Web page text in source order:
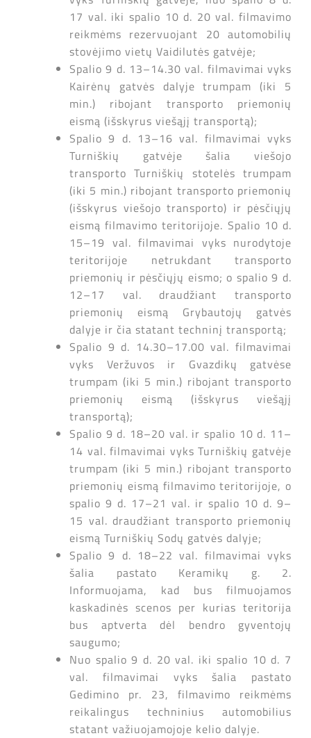
17 val. iki spalio 10 d. 20 val. filmavimo
reikmėms rezervuojant 20 automobilių
stovėjimo vietų Vaidilutės gatvėje;
Spalio 9 d. 13–14.30 val. filmavimai vyks
Kairėnų gatvės dalyje trumpam (iki 5
min.) ribojant transporto priemonių
eismą (išskyrus viešąjį transportą);
Spalio 9 d. 13–16 val. filmavimai vyks
Turniškių gatvėje šalia viešojo
transporto Turniškių stotelės trumpam
(iki 5 min.) ribojant transporto priemonių
(išskyrus viešojo transporto) ir pėsčiųjų
eismą filmavimo teritorijoje. Spalio 10 d.
15–19 val. filmavimai vyks nurodytoje
teritorijoje netrukdant transporto
priemonių ir pėsčiųjų eismo; o spalio 9 d.
12–17 val. draudžiant transporto
priemonių eismą Grybautojų gatvės
dalyje ir čia statant techninį transportą;
Spalio 9 d. 14.30–17.00 val. filmavimai
vyks Veržuvos ir Gvazdikų gatvėse
trumpam (iki 5 min.) ribojant transporto
priemonių eismą (išskyrus viešąjį
transportą);
Spalio 9 d. 18–20 val. ir spalio 10 d. 11–
14 val. filmavimai vyks Turniškių gatvėje
trumpam (iki 5 min.) ribojant transporto
priemonių eismą filmavimo teritorijoje, o
spalio 9 d. 17–21 val. ir spalio 10 d. 9–
15 val. draudžiant transporto priemonių
eismą Turniškių Sodų gatvės dalyje;
Spalio 9 d. 18–22 val. filmavimai vyks
šalia pastato Keramikų g. 2.
Informuojama, kad bus filmuojamos
kaskadinės scenos per kurias teritorija
bus aptverta dėl bendro gyventojų
saugumo;
Nuo spalio 9 d. 20 val. iki spalio 10 d. 7
val. filmavimai vyks šalia pastato
Gedimino pr. 23, filmavimo reikmėms
reikalingus techninius automobilius
statant važiuojamojoje kelio dalyje.